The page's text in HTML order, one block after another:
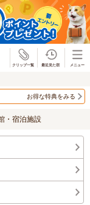
お得な特典をみる
・宿泊施設